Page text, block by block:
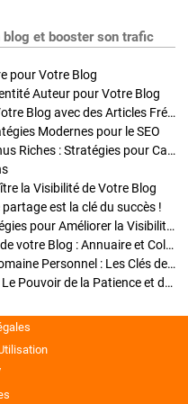
et booster son trafic
pour Votre Blog
Auteur pour Votre Blog
Stratégies de Publication : Boostez Votre Blog avec des Articles Fréquents et Exclusifs
Modernes pour le SEO
Enrichir Vos Articles avec des Contenus Riches : Stratégies pour Captiver et Optimiser
la Visibilité de Votre Blog
est la clé du succès !
Optimisation SEO des Articles : Stratégies pour Améliorer la Visibilité de Votre Blog
Stratégies pour améliorer la visibilité de votre Blog : Annuaire et Collaborations
Pourquoi Investir dans un Nom de Domaine Personnel : Les Clés de la Réussite de Votre Blog
Comment Faire Émerger Votre Blog : Le Pouvoir de la Patience et de la Persévérance